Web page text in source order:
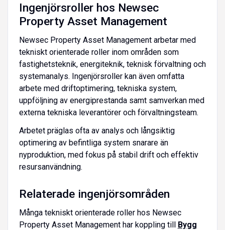
Ingenjörsroller hos Newsec
Property Asset Management
Newsec Property Asset Management arbetar med
tekniskt orienterade roller inom områden som
fastighetsteknik, energiteknik, teknisk förvaltning och
systemanalys. Ingenjörsroller kan även omfatta
arbete med driftoptimering, tekniska system,
uppföljning av energiprestanda samt samverkan med
externa tekniska leverantörer och förvaltningsteam.
Arbetet präglas ofta av analys och långsiktig
optimering av befintliga system snarare än
nyproduktion, med fokus på stabil drift och effektiv
resursanvändning.
Relaterade ingenjörsområden
Många tekniskt orienterade roller hos Newsec
Property Asset Management har koppling till Bygg